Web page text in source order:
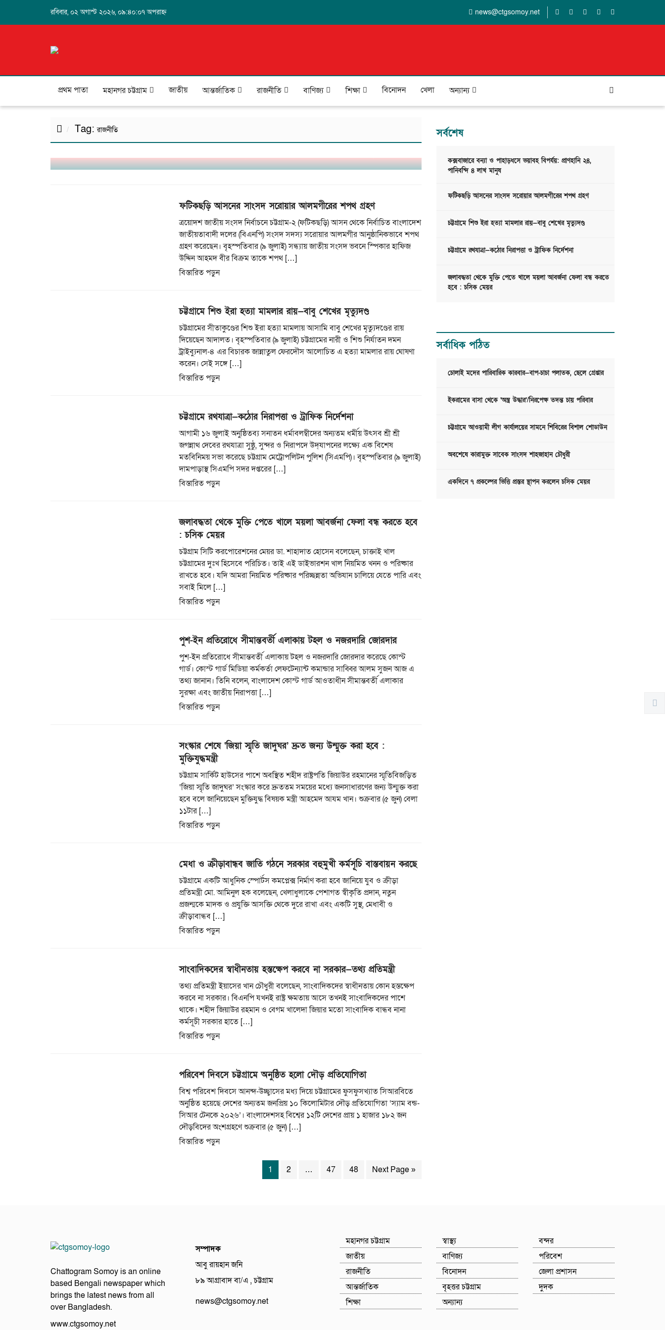
রবিবার, ০২ অগাস্ট ২০২৬, ০৯:৪০:০৭ অপরাহ্ন news@ctgsomoy.net
প্রথম পাতা মহানগর চট্টগ্রাম জাতীয় আন্তর্জাতিক রাজনীতি বাণিজ্য শিক্ষা বিনোদন খেলা অন্যান্য
Tag:রাজনীতি
ফটিকছড়ি আসনের সাংসদ সরোয়ার আলমগীরের শপথ গ্রহণ
ত্রয়োদশ জাতীয় সংসদ নির্বাচনে চট্টগ্রাম-২ (ফটিকছড়ি) আসন থেকে নির্বাচিত বাংলাদেশ
জাতীয়তাবাদী দলের (বিএনপি) সংসদ সদস্য সরোয়ার আলমগীর আনুষ্ঠানিকভাবে শপথ
গ্রহণ করেছেন। বৃহস্পতিবার (৯ জুলাই) সন্ধ্যায় জাতীয় সংসদ ভবনে স্পিকার হাফিজ
উদ্দিন আহমদ বীর বিক্রম তাকে শপথ […]
বিস্তারিত পড়ুন
চট্টগ্রামে শিশু ইরা হত্যা মামলার রায়—বাবু শেখের মৃত্যুদণ্ড
চট্টগ্রামের সীতাকুণ্ডের শিশু ইরা হত্যা মামলায় আসামি বাবু শেখের মৃত্যুদণ্ডের রায়
দিয়েছেন আদালত। বৃহস্পতিবার (৯ জুলাই) চট্টগ্রামের নারী ও শিশু নির্যাতন দমন
ট্রাইব্যুনাল-৪ এর বিচারক জান্নাতুল ফেরদৌস আলোচিত এ হত্যা মামলার রায় ঘোষণা
করেন। সেই সঙ্গে […]
বিস্তারিত পড়ুন
চট্টগ্রামে রথযাত্রা—কঠোর নিরাপত্তা ও ট্রাফিক নির্দেশনা
আগামী ১৬ জুলাই অনুষ্ঠিতব্য সনাতন ধর্মাবলম্বীদের অন্যতম ধর্মীয় উৎসব শ্রী শ্রী
জগন্নাথ দেবের রথযাত্রা সুষ্ঠু, সুন্দর ও নিরাপদে উদ্‌যাপনের লক্ষ্যে এক বিশেষ
মতবিনিময় সভা করেছে চট্টগ্রাম মেট্রোপলিটন পুলিশ (সিএমপি)। বৃহস্পতিবার (৯ জুলাই)
দামপাড়াস্থ সিএমপি সদর দপ্তরের […]
বিস্তারিত পড়ুন
জলাবদ্ধতা থেকে মুক্তি পেতে খালে ময়লা আবর্জনা ফেলা বন্ধ করতে হবে
: চসিক মেয়র
চট্টগ্রাম সিটি করপোরেশনের মেয়র ডা. শাহাদাত হোসেন বলেছেন, চাক্তাই খাল
চট্টগ্রামের দুঃখ হিসেবে পরিচিত। তাই এই ডাইভারশন খাল নিয়মিত খনন ও পরিষ্কার
রাখতে হবে। যদি আমরা নিয়মিত পরিষ্কার পরিচ্ছন্নতা অভিযান চালিয়ে যেতে পারি এবং
সবাই মিলে […]
বিস্তারিত পড়ুন
পুশ-ইন প্রতিরোধে সীমান্তবর্তী এলাকায় টহল ও নজরদারি জোরদার
পুশ-ইন প্রতিরোধে সীমান্তবর্তী এলাকায় টহল ও নজরদারি জোরদার করেছে কোস্ট
গার্ড। কোস্ট গার্ড মিডিয়া কর্মকর্তা লেফটেন্যান্ট কমান্ডার সাব্বির আলম সুজন আজ এ
তথ্য জানান। তিনি বলেন, বাংলাদেশ কোস্ট গার্ড আওতাধীন সীমান্তবর্তী এলাকার
সুরক্ষা এবং জাতীয় নিরাপত্তা […]
বিস্তারিত পড়ুন
সংস্কার শেষে ‘জিয়া স্মৃতি জাদুঘর’ দ্রুত জন্য উন্মুক্ত করা হবে :
মুক্তিযুদ্ধমন্ত্রী
চট্টগ্রাম সার্কিট হাউসের পাশে অবস্থিত শহীদ রাষ্ট্রপতি জিয়াউর রহমানের স্মৃতিবিজড়িত
‘জিয়া স্মৃতি জাদুঘর’ সংস্কার করে দ্রুততম সময়ের মধ্যে জনসাধারণের জন্য উন্মুক্ত করা
হবে বলে জানিয়েছেন মুক্তিযুদ্ধ বিষয়ক মন্ত্রী আহমেদ আযম খান। শুক্রবার (৫ জুন) বেলা
১১টার […]
বিস্তারিত পড়ুন
মেধা ও ক্রীড়াবান্ধব জাতি গঠনে সরকার বহুমুখী কর্মসূচি বাস্তবায়ন করছে
চট্টগ্রামে একটি আধুনিক স্পোর্টস কমপ্লেক্স নির্মাণ করা হবে জানিয়ে যুব ও ক্রীড়া
প্রতিমন্ত্রী মো. আমিনুল হক বলেছেন, খেলাধুলাকে পেশাগত স্বীকৃতি প্রদান, নতুন
প্রজন্মকে মাদক ও প্রযুক্তি আসক্তি থেকে দুরে রাখা এবং একটি সুস্থ, মেধাবী ও
ক্রীড়াবান্ধব […]
বিস্তারিত পড়ুন
সাংবাদিকদের স্বাধীনতায় হস্তক্ষেপ করবে না সরকার—তথ্য প্রতিমন্ত্রী
তথ্য প্রতিমন্ত্রী ইয়াসের খান চৌধুরী বলেছেন, সাংবাদিকদের স্বাধীনতায় কোন হস্তক্ষেপ
করবে না সরকার। বিএনপি যখনই রাষ্ট্র ক্ষমতায় আসে তখনই সাংবাদিকদের পাশে
থাকে। শহীদ জিয়াউর রহমান ও বেগম খালেদা জিয়ার মতো সাংবাদিক বান্ধব নানা
কর্মসূচী সরকার হাতে […]
বিস্তারিত পড়ুন
পরিবেশ দিবসে চট্টগ্রামে অনুষ্ঠিত হলো দৌড় প্রতিযোগিতা
বিশ্ব পরিবেশ দিবসে আনন্দ-উচ্ছ্বাসের মধ্য দিয়ে চট্টগ্রামের ফুসফুসখ্যাত সিআরবিতে
অনুষ্ঠিত হয়েছে দেশের অন্যতম জনপ্রিয় ১০ কিলোমিটার দৌড় প্রতিযোগিতা ‘স্যাম বন্ড-
সিআর টেনকে ২০২৬’। বাংলাদেশসহ বিশ্বের ১২টি দেশের প্রায় ১ হাজার ১৮২ জন
দৌড়বিদের অংশগ্রহণে শুক্রবার (৫ জুন) […]
বিস্তারিত পড়ুন
1 2 … 47 48 Next Page »
সর্বশেষ
কক্সবাজারে বন্যা ও পাহাড়ধসে ভয়াবহ বিপর্যয়: প্রাণহানি ২৪,
পানিবন্দি ৪ লাখ মানুষ
ফটিকছড়ি আসনের সাংসদ সরোয়ার আলমগীরের শপথ গ্রহণ
চট্টগ্রামে শিশু ইরা হত্যা মামলার রায়—বাবু শেখের মৃত্যুদণ্ড
চট্টগ্রামে রথযাত্রা—কঠোর নিরাপত্তা ও ট্রাফিক নির্দেশনা
জলাবদ্ধতা থেকে মুক্তি পেতে খালে ময়লা আবর্জনা ফেলা বন্ধ করতে
হবে : চসিক মেয়র
সর্বাধিক পঠিত
চোলাই মদের পারিবারিক কারবার—বাপ-চাচা পলাতক, ছেলে গ্রেপ্তার
ইকরামের বাসা থেকে ‘অস্ত্র উদ্ধার’/নিরপেক্ষ তদন্ত চায় পরিবার
চট্টগ্রামে আওয়ামী লীগ কার্যালয়ের সামনে শিবিরের বিশাল শোডাউন
অবশেষে কারামুক্ত সাবেক সাংসদ শাহজাহান চৌধুরী
একদিনে ৭ প্রকল্পের ভিত্তি প্রস্তর স্থাপন করলেন চসিক মেয়র
Chattogram Somoy is an online
based Bengali newspaper which
brings the latest news from all
over Bangladesh.
www.ctgsomoy.net
সম্পাদক
আবু রায়হান জনি
৮৯ আগ্রাবাদ বা/এ , চট্টগ্রাম
news@ctgsomoy.net
মহানগর চট্টগ্রাম
জাতীয়
রাজনীতি
আন্তর্জাতিক
শিক্ষা
স্বাস্থ্য
বাণিজ্য
বিনোদন
বৃহত্তর চট্টগ্রাম
অন্যান্য
বন্দর
পরিবেশ
জেলা প্রশাসন
দুদক